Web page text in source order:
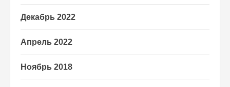
Декабрь 2022
Апрель 2022
Ноябрь 2018